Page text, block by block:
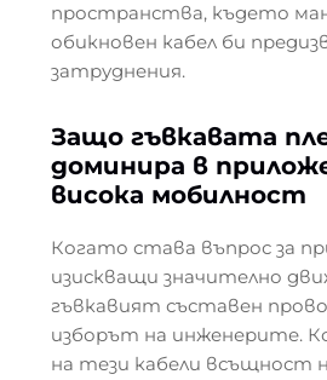
пространства, където
обикновен кабел би
затруднения.
Защо гъвкавата
доминира в
висока мобилност
Когато става въпрос за
изискващи значително
гъвкавият съставен
изборът на инженерите.
на тези кабели всъщност